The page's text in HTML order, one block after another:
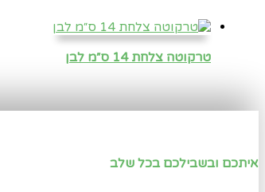
טרקוטה צלחת 14 ס״מ לבן
איתכם ובשבילכם בכל שלב